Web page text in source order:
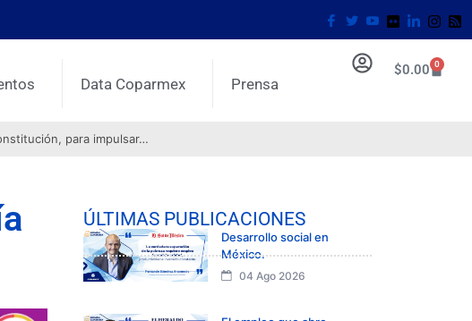
Data Coparmex Prensa
$0.00 0
para impulsar…
ÚLTIMAS PUBLICACIONES
Desarrollo social en
México.
04 Ago 2026